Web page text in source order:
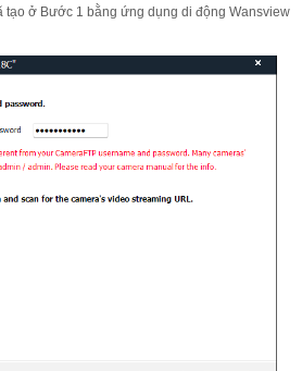
tạo ở Bước 1 bằng ứng dụng di động Wansview